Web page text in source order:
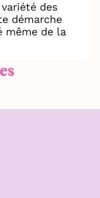
des
démarche
même de la